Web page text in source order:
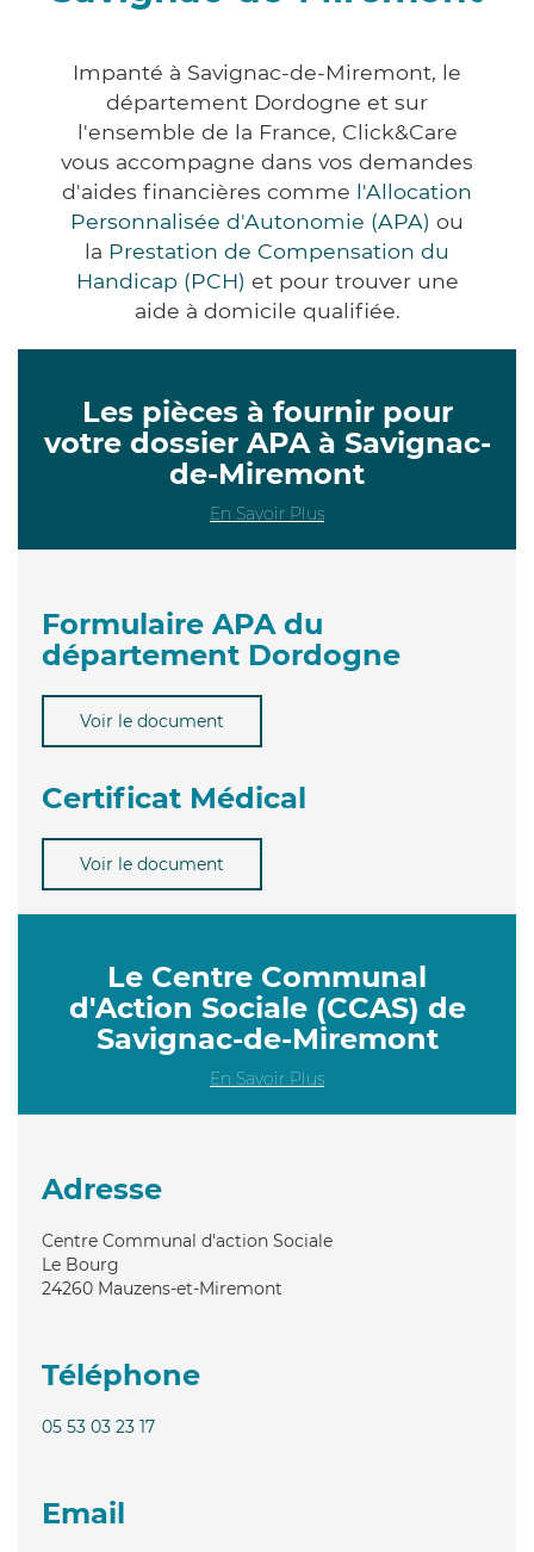
Impanté à Savignac-de-Miremont, le
département Dordogne et sur
l'ensemble de la France, Click&Care
vous accompagne dans vos demandes
d'aides financières comme l'Allocation
Personnalisée d'Autonomie (APA) ou
la Prestation de Compensation du
Handicap (PCH) et pour trouver une
aide à domicile qualifiée.
Les pièces à fournir pour
votre dossier APA à Savignac-
de-Miremont
En Savoir Plus
Formulaire APA du
département Dordogne
Voir le document
Certificat Médical
Voir le document
Le Centre Communal
d'Action Sociale (CCAS) de
Savignac-de-Miremont
En Savoir Plus
Adresse
Centre Communal d'action Sociale
Le Bourg
24260 Mauzens-et-Miremont
Téléphone
05 53 03 23 17
Email